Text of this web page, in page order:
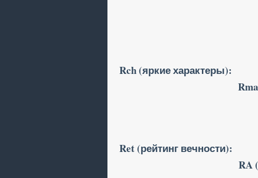
Rch (яркие характеры):
Ret (рейтинг вечности):
RA